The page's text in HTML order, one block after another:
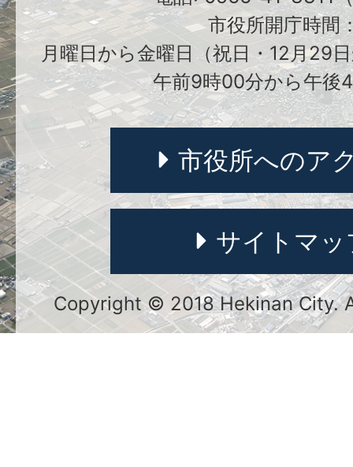
市役所開庁時間
月曜日から金曜日（祝日・12月29
午前9時00分から午後
市役所へのア
サイトマッ
Copyright © 2018 Hekinan City.